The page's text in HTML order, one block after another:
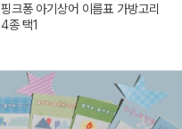
핑크퐁 아기상어 이름표 가방고리
4종 택1